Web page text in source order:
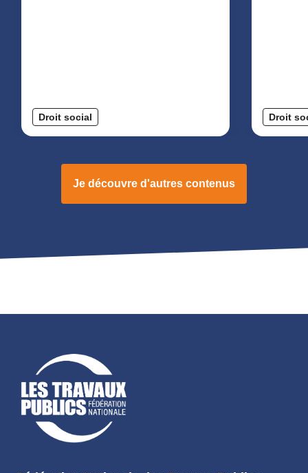
Droit social Droit
Je découvre d'autres contenus